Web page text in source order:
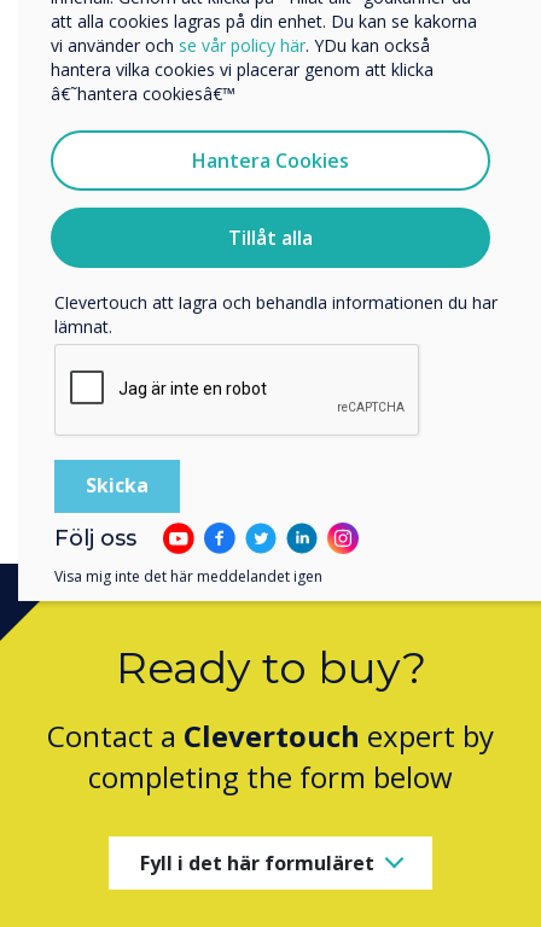
“
The unique offering ensures
CleverLive is the most cost-
effective option for digital
communications."
Ready to buy?
Contact a Clevertouch expert by
completing the form below
Fyll i det här formuläret
att alla cookies lagras på din enhet. Du kan se kakorna
vi använder och se vår policy här. YDu kan också
hantera vilka cookies vi placerar genom att klicka
â€˜hantera cookiesâ€™
Hantera Cookies
Tillåt alla
Vi skulle vilja kontakta dig angående våra produkter och
Jag samtycker till att ta emot kommunikation från
För information om hur vi samlar in och använder dina
personuppgifter, besök vårintegritetspolicy
Clevertouch att lagra och behandla informationen du har
lämnat.
Följ oss
Visa mig inte det här meddelandet igen